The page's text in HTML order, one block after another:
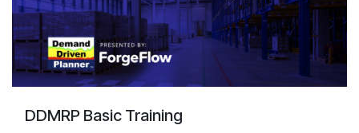
DDMRP Basic Training